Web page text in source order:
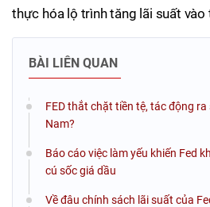
thực hóa lộ trình tăng lãi suất vào
BÀI LIÊN QUAN
FED thắt chặt tiền tệ, tác động
Nam?
Báo cáo việc làm yếu khiến Fed
cú sốc giá dầu
Về đâu chính sách lãi suất của